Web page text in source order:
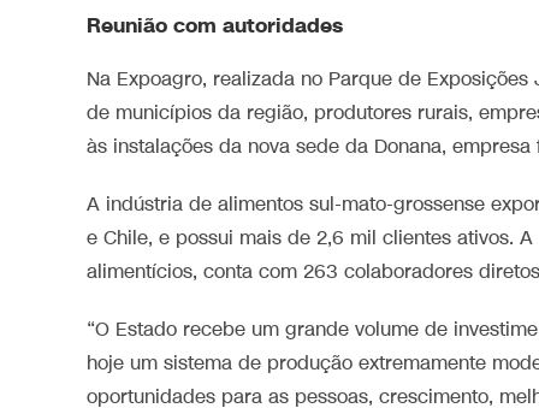
Reunião com autoridades
Na Expoagro, realizada no Parque de
de municípios da região, produtores rurais,
às instalações da nova sede da Donana,
A indústria de alimentos sul-mato-grossense
e Chile, e possui mais de 2,6 mil clientes ativos.
alimentícios, conta com 263 colaboradores
“O Estado recebe um grande volume de
hoje um sistema de produção extremamente
oportunidades para as pessoas, crescimento,